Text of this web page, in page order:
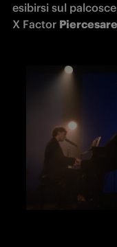
esibirsi sul
X Factor